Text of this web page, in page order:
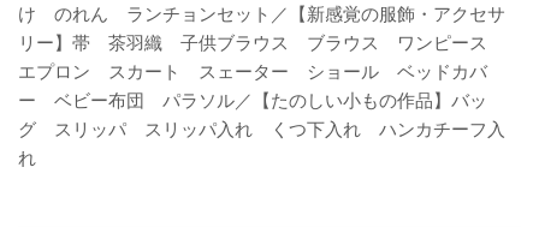
け のれん ランチョンセット／【新感覚の服飾・アクセサ
リー】帯 茶羽織 子供ブラウス ブラウス ワンピース
エプロン スカート スェーター ショール ベッドカバ
ー ベビー布団 パラソル／【たのしい小もの作品】バッ
グ スリッパ スリッパ入れ くつ下入れ ハンカチーフ入
れ